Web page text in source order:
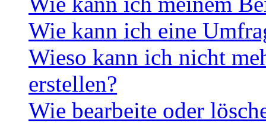
Wie kann ich eine
Wieso kann ich nicht
erstellen?
Wie bearbeite oder